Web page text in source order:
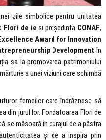
zile simbolice pentru unitatea
Flori de ie și președinta CONAF,
Award for Innovation
Developmentîn
sa la promovarea patrimoniului
a unei viziuni care schimbă
femeilor care îndrăznesc să
din jurul lor. Fondatoarea Flori de
se măsoară în curajul de a păstra
și de a inspira prin